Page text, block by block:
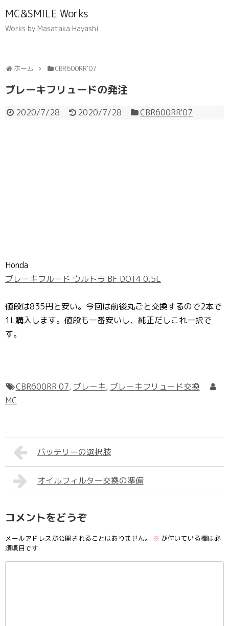
MC&SMILE Works
Works by Masataka Hayashi
ホーム CBR600RR'07
ブレーキフリュードの発注
2020/7/28 2020/7/28 CBR600RR'07
Honda
ブレーキフルード ウルトラ BF DOT4 0.5L
値段は835円と安い。今回は前後丸ごと交換するので2本で
1L購入します。値段も一番安いし、純正だしこれ一択で
す。
CBR600RR 07, ブレーキ, ブレーキフリュード交換
MC
バッテリーの選択肢
オイルフィルター交換の準備
コメントをどうぞ
メールアドレスが公開されることはありません。 ※ が付いている欄は必
須項目です